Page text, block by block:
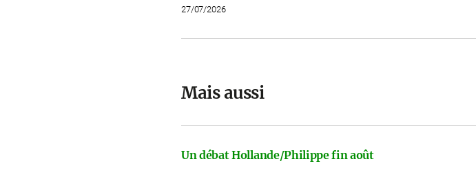
27/07/2026
Mais aussi
Un débat Hollande/Philippe fin août